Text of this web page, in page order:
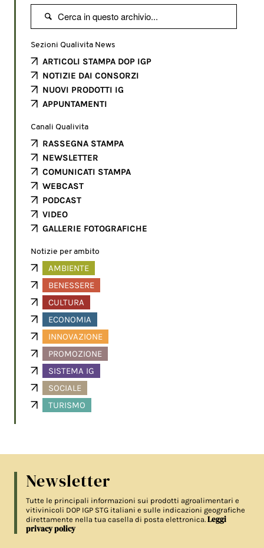

Sezioni Qualivita News
ARTICOLI STAMPA DOP IGP
NOTIZIE DAI CONSORZI
NUOVI PRODOTTI IG
APPUNTAMENTI
Canali Qualivita
RASSEGNA STAMPA
NEWSLETTER
COMUNICATI STAMPA
WEBCAST
PODCAST
VIDEO
GALLERIE FOTOGRAFICHE
Notizie per ambito
AMBIENTE
BENESSERE
CULTURA
ECONOMIA
INNOVAZIONE
PROMOZIONE
SISTEMA IG
SOCIALE
TURISMO
Newsletter
Tutte le principali informazioni sui prodotti agroalimentari e
vitivinicoli DOP IGP STG italiani e sulle indicazioni geografiche
direttamente nella tua casella di posta elettronica.Leggi
privacy policy